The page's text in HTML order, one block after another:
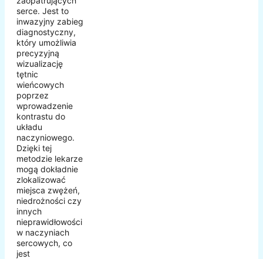
serce. Jest to
inwazyjny zabieg
diagnostyczny,
który umożliwia
precyzyjną
wizualizację
tętnic
wieńcowych
poprzez
wprowadzenie
kontrastu do
układu
naczyniowego.
Dzięki tej
metodzie lekarze
mogą dokładnie
zlokalizować
miejsca zwężeń,
niedrożności czy
innych
nieprawidłowości
w naczyniach
sercowych, co
jest